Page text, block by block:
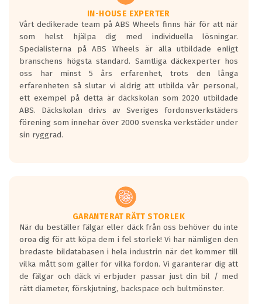
Våtgrepp egenskaper:
Betygsskalan är satt A till F. Där A påvisar
den kortaste bromssträckan och F är den
längsta.
Inga D eller G betyg delas ut för
personbilar och lätta lastbilar.
Betyget sätts efter ett test där däcken
skall bromsa in på en väg där det ligger
0.5-1.5 mm vatten.
I 80km/h kommer skillnaden på
Vid körning i över 50km/h brukar
rullmotståndets ljud överträffa
motorljudet.
På däckmärkningen kommer det finnas
en symbol av ett däck med vågar. Hög
bullernivå markeras med svarta vågor
medans de vita vågorna påvisar om det är
ett tyst däck.
IN-HOUSE EXPERTER
Vårt dedikerade team på ABS Wheels finns här för att när
som helst hjälpa dig med individuella lösningar.
Specialisterna på ABS Wheels är alla utbildade enligt
branschens högsta standard. Samtliga däckexperter hos
oss har minst 5 års erfarenhet, trots den långa
erfarenheten så slutar vi aldrig att utbilda vår personal,
ett exempel på detta är däckskolan som 2020 utbildade
ABS. Däckskolan drivs av Sveriges fordonsverkstäders
förening som innehar över 2000 svenska verkstäder under
sin ryggrad.
GARANTERAT RÄTT STORLEK
När du beställer fälgar eller däck från oss behöver du inte
oroa dig för att köpa dem i fel storlek! Vi har nämligen den
bredaste bildatabasen i hela industrin när det kommer till
vilka mått som gäller för vilka fordon. Vi garanterar dig att
de fälgar och däck vi erbjuder passar just din bil / med
rätt diameter, förskjutning, backspace och bultmönster.